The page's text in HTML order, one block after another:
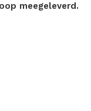
meegeleverd.